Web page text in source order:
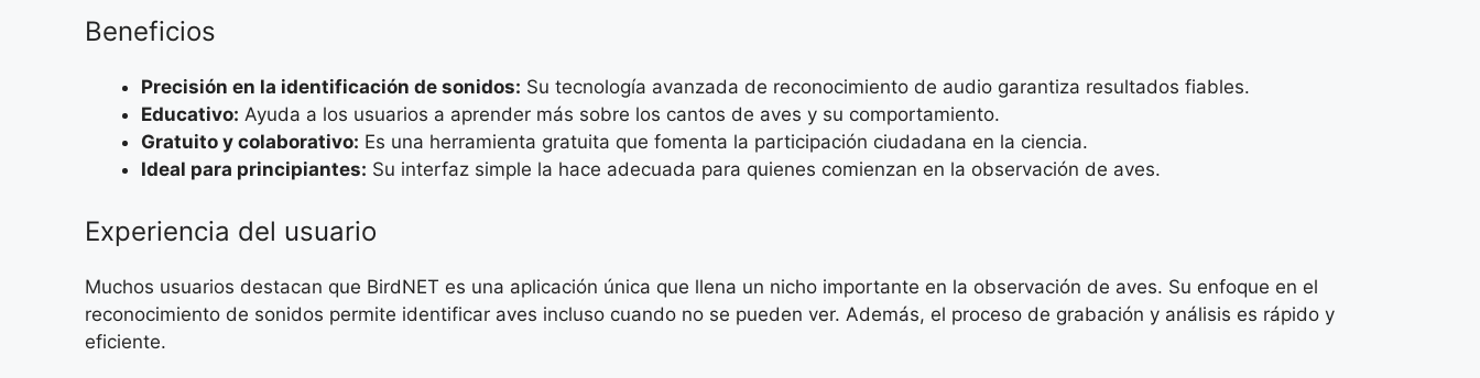
Beneficios
Precisión en la identificación de sonidos: Su tecnología avanzada de reconocimiento de audio garantiza resultados fiables.
Educativo: Ayuda a los usuarios a aprender más sobre los cantos de aves y su comportamiento.
Gratuito y colaborativo: Es una herramienta gratuita que fomenta la participación ciudadana en la ciencia.
Ideal para principiantes: Su interfaz simple la hace adecuada para quienes comienzan en la observación de aves.
Experiencia del usuario
Muchos usuarios destacan que BirdNET es una aplicación única que llena un nicho importante en la observación de aves. Su enfoque en el
reconocimiento de sonidos permite identificar aves incluso cuando no se pueden ver. Además, el proceso de grabación y análisis es rápido y
eficiente.